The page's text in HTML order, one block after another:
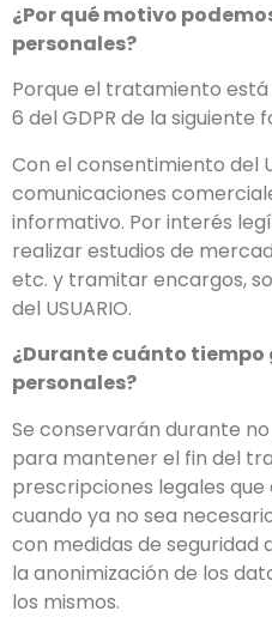
¿Por qué motivo
personales?
Porque el tratamiento
6 del GDPR de la siguiente
Con el consentimiento del
comunicaciones
informativo. Por interés
realizar estudios de
etc. y tramitar encargos,
del USUARIO.
¿Durante cuánto
personales?
Se conservarán durante
para mantener el fin del
prescripciones legales
cuando ya no sea
con medidas de seguridad
la anonimización de los
los mismos.